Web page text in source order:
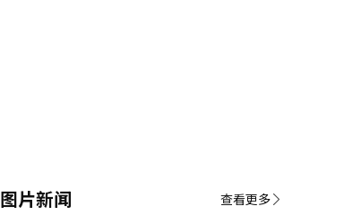
图片新闻 查看更多